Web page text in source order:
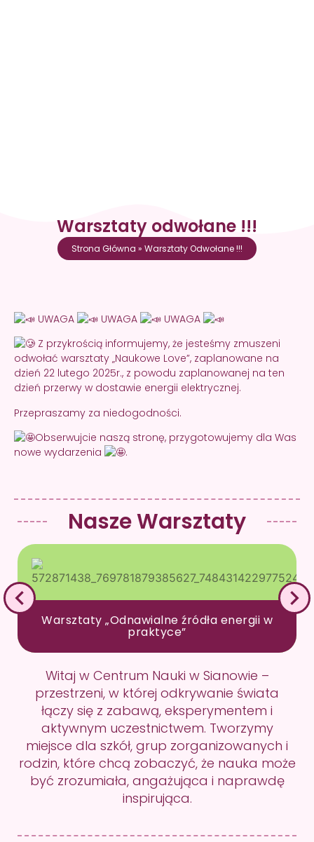
Warsztaty odwołane !!!
Strona Główna » Warsztaty Odwołane !!!
UWAGA UWAGA
UWAGA
Z przykrością informujemy, że jesteśmy zmuszeni
odwołać warsztaty „Naukowe Love”, zaplanowane na
dzień 22 lutego 2025r., z powodu zaplanowanej na ten
dzień przerwy w dostawie energii elektrycznej.
Przepraszamy za niedogodności.
Obserwujcie naszą stronę, przygotowujemy dla Was
nowe wydarzenia
.
Nasze Warsztaty
Warsztaty „Odnawialne źródła energii w
praktyce”
Witaj w Centrum Nauki w Sianowie –
przestrzeni, w której odkrywanie świata
łączy się z zabawą, eksperymentem i
aktywnym uczestnictwem. Tworzymy
miejsce dla szkół, grup zorganizowanych i
rodzin, które chcą zobaczyć, że nauka może
być zrozumiała, angażująca i naprawdę
inspirująca.